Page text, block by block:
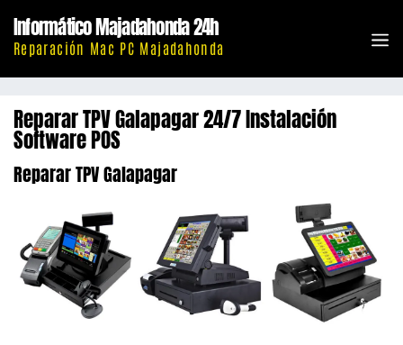
contenido
Informático Majadahonda 24h
Reparación Mac PC Majadahonda
Reparar TPV Galapagar 24/7 Instalación
Software POS
Reparar TPV Galapagar